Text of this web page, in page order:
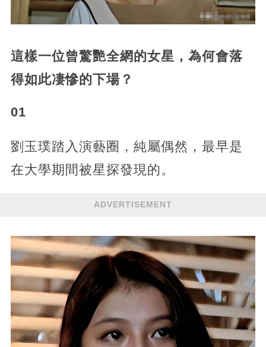
這樣一位曾驚艷全網的女星，為何會落
得如此凄慘的下場？
01
劉玉璞踏入演藝圈，純屬偶然，最早是
在大學期間被星探發現的。
ADVERTISEMENT